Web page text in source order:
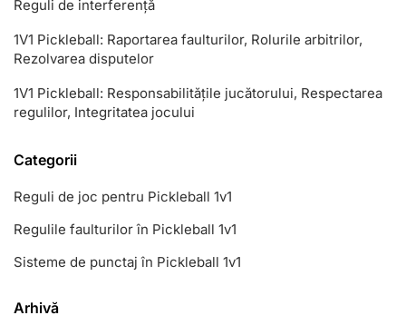
Reguli de interferență
1V1 Pickleball: Raportarea faulturilor, Rolurile arbitrilor,
Rezolvarea disputelor
1V1 Pickleball: Responsabilitățile jucătorului, Respectarea
regulilor, Integritatea jocului
Categorii
Reguli de joc pentru Pickleball 1v1
Regulile faulturilor în Pickleball 1v1
Sisteme de punctaj în Pickleball 1v1
Arhivă